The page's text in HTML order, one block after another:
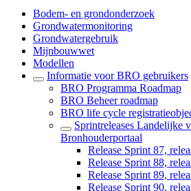
Bodem- en grondonderzoek
Grondwatermonitoring
Grondwatergebruik
Mijnbouwwet
Modellen
Informatie voor BRO gebruikers
BRO Programma Roadmap
BRO Beheer roadmap
BRO life cycle
Sprintreleases Landelijke
Bronhouderportaal
Release Sprint 87,
Release Sprint 88,
Release Sprint 89,
Release Sprint 90,